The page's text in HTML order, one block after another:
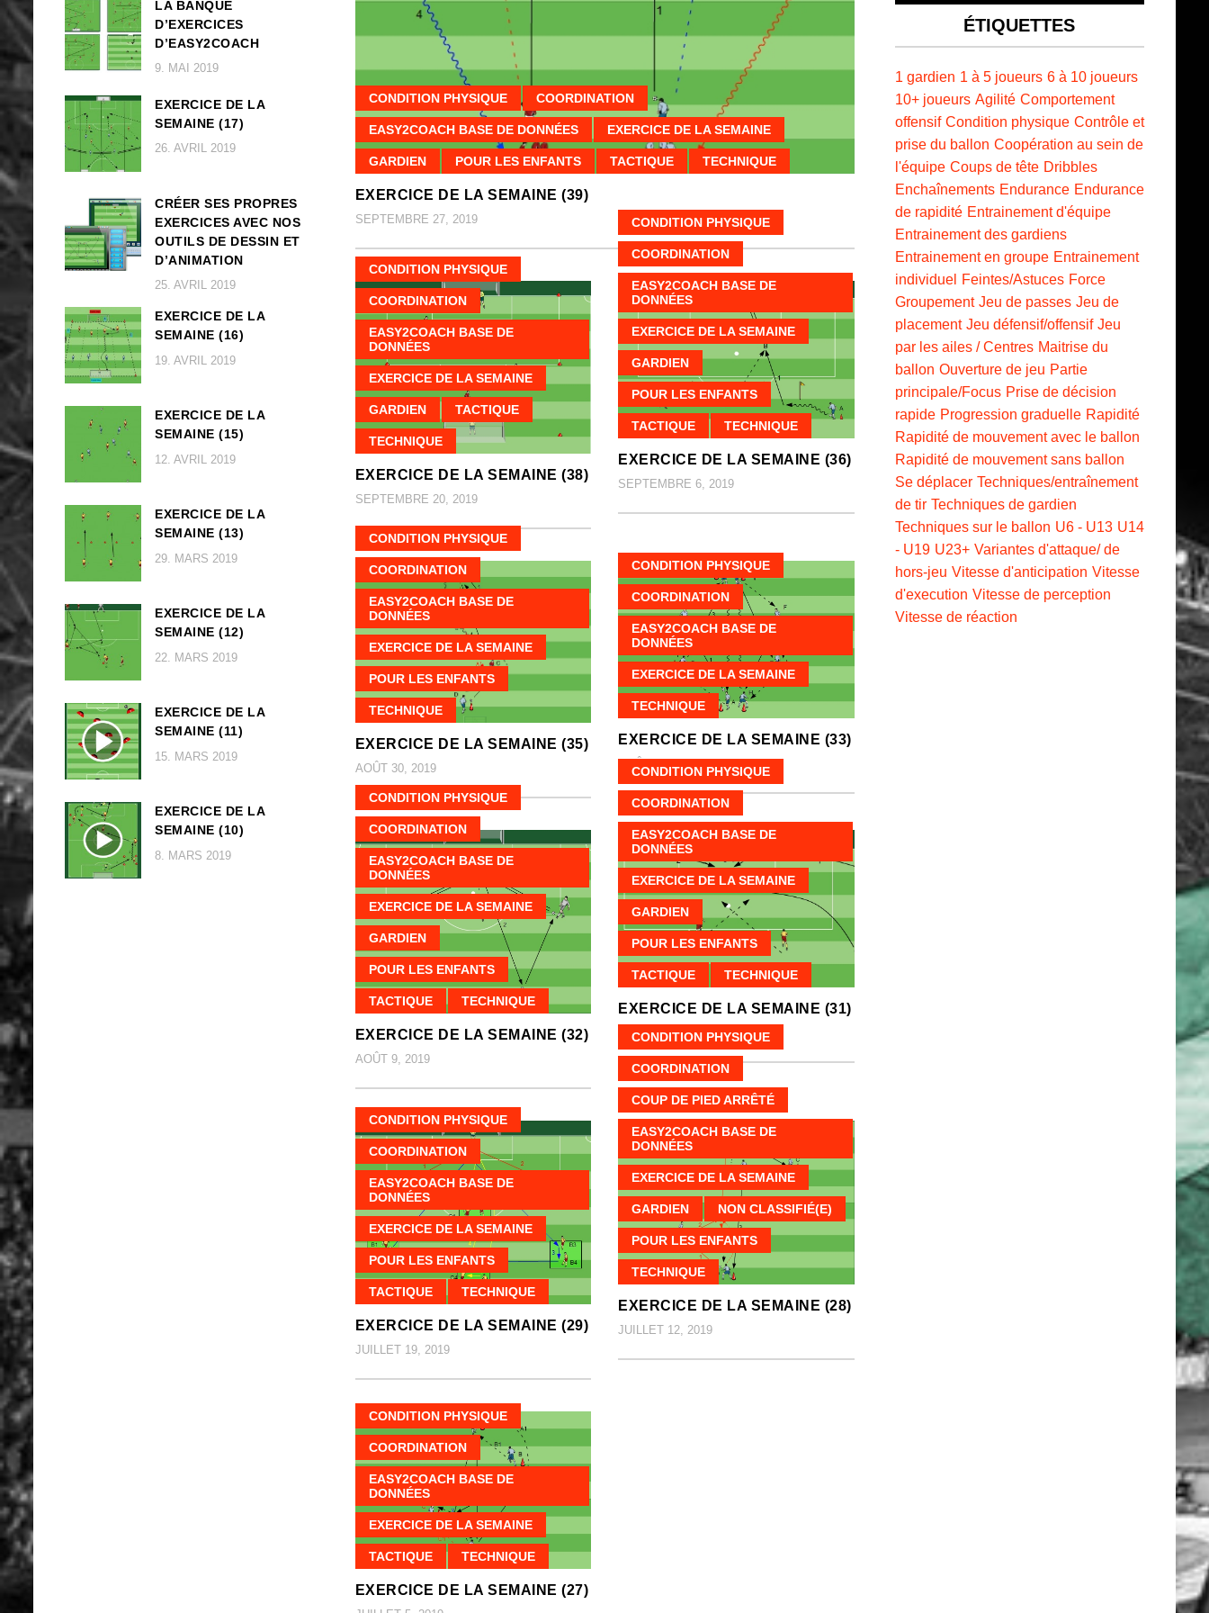
CONDITION PHYSIQUE COORDINATION
EASY2COACH BASE DE DONNÉES EXERCICE DE LA SEMAINE
GARDIEN POUR LES ENFANTS TACTIQUE TECHNIQUE
EXERCICE DE LA SEMAINE (39)
SEPTEMBRE 27, 2019
CONDITION PHYSIQUE
COORDINATION
EASY2COACH BASE DE
DONNÉES
EXERCICE DE LA SEMAINE
GARDIEN TACTIQUE
TECHNIQUE
EXERCICE DE LA SEMAINE (38)
SEPTEMBRE 20, 2019
CONDITION PHYSIQUE
COORDINATION
EASY2COACH BASE DE
DONNÉES
EXERCICE DE LA SEMAINE
GARDIEN
POUR LES ENFANTS
TACTIQUE TECHNIQUE
EXERCICE DE LA SEMAINE (36)
SEPTEMBRE 6, 2019
CONDITION PHYSIQUE
COORDINATION
EASY2COACH BASE DE
DONNÉES
EXERCICE DE LA SEMAINE
POUR LES ENFANTS
TECHNIQUE
EXERCICE DE LA SEMAINE (35)
AOÛT 30, 2019
CONDITION PHYSIQUE
COORDINATION
EASY2COACH BASE DE
DONNÉES
EXERCICE DE LA SEMAINE
TECHNIQUE
EXERCICE DE LA SEMAINE (33)
AOÛT 16, 2019
CONDITION PHYSIQUE
COORDINATION
EASY2COACH BASE DE
DONNÉES
EXERCICE DE LA SEMAINE
GARDIEN
POUR LES ENFANTS
TACTIQUE TECHNIQUE
EXERCICE DE LA SEMAINE (32)
AOÛT 9, 2019
CONDITION PHYSIQUE
COORDINATION
EASY2COACH BASE DE
DONNÉES
EXERCICE DE LA SEMAINE
GARDIEN
POUR LES ENFANTS
TACTIQUE TECHNIQUE
EXERCICE DE LA SEMAINE (31)
AOÛT 2, 2019
CONDITION PHYSIQUE
COORDINATION
EASY2COACH BASE DE
DONNÉES
EXERCICE DE LA SEMAINE
POUR LES ENFANTS
TACTIQUE TECHNIQUE
EXERCICE DE LA SEMAINE (29)
JUILLET 19, 2019
CONDITION PHYSIQUE
COORDINATION
COUP DE PIED ARRÊTÉ
EASY2COACH BASE DE
DONNÉES
EXERCICE DE LA SEMAINE
GARDIEN NON CLASSIFIÉ(E)
POUR LES ENFANTS
TECHNIQUE
EXERCICE DE LA SEMAINE (28)
JUILLET 12, 2019
CONDITION PHYSIQUE
COORDINATION
EASY2COACH BASE DE
DONNÉES
EXERCICE DE LA SEMAINE
TACTIQUE TECHNIQUE
EXERCICE DE LA SEMAINE (27)
LA BANQUE
D’EXERCICES
D’EASY2COACH
9. MAI 2019
EXERCICE DE LA
SEMAINE (17)
26. AVRIL 2019
CRÉER SES PROPRES
EXERCICES AVEC NOS
OUTILS DE DESSIN ET
D’ANIMATION
25. AVRIL 2019
EXERCICE DE LA
SEMAINE (16)
19. AVRIL 2019
EXERCICE DE LA
SEMAINE (15)
12. AVRIL 2019
EXERCICE DE LA
SEMAINE (13)
29. MARS 2019
EXERCICE DE LA
SEMAINE (12)
22. MARS 2019
EXERCICE DE LA
SEMAINE (11)
15. MARS 2019
EXERCICE DE LA
SEMAINE (10)
8. MARS 2019
ÉTIQUETTES
1 gardien 1 à 5 joueurs 6 à 10 joueurs
10+ joueurs Agilité Comportement
offensif Condition physique Contrôle et
prise du ballon Coopération au sein de
l'équipe Coups de tête Dribbles
Enchaînements Endurance Endurance
de rapidité Entrainement d'équipe
Entrainement des gardiens
Entrainement en groupe Entrainement
individuel Feintes/Astuces Force
Groupement Jeu de passes Jeu de
placement Jeu défensif/offensif Jeu
par les ailes / Centres Maitrise du
ballon Ouverture de jeu Partie
principale/Focus Prise de décision
rapide Progression graduelle Rapidité
Rapidité de mouvement avec le ballon
Rapidité de mouvement sans ballon
Se déplacer Techniques/entraînement
de tir Techniques de gardien
Techniques sur le ballon U6 - U13 U14
- U19 U23+ Variantes d'attaque/ de
hors-jeu Vitesse d'anticipation Vitesse
d'execution Vitesse de perception
Vitesse de réaction